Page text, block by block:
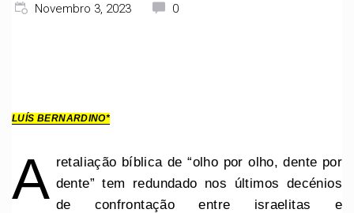
Novembro 3, 2023 0
LUÍS BERNARDINO*
A retaliação bíblica de “olho por olho, dente por
dente” tem redundado nos últimos decénios
de confrontação entre israelitas e